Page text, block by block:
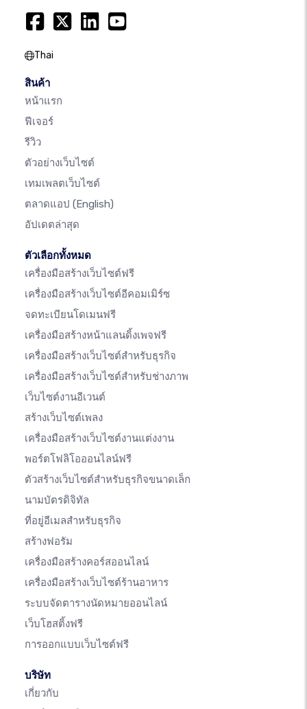
Thai
สินค้า
หน้าแรก
ฟีเจอร์
รีวิว
ตัวอย่างเว็บไซต์
เทมเพลตเว็บไซต์
ตลาดแอป (English)
อัปเดตล่าสุด
ตัวเลือกทั้งหมด
เครื่องมือสร้างเว็บไซต์ฟรี
เครื่องมือสร้างเว็บไซต์อีคอมเมิร์ซ
จดทะเบียนโดเมนฟรี
เครื่องมือสร้างหน้าแลนดิ้งเพจฟรี
เครื่องมือสร้างเว็บไซต์สำหรับธุรกิจ
เครื่องมือสร้างเว็บไซต์สำหรับช่างภาพ
เว็บไซต์งานอีเวนต์
สร้างเว็บไซต์เพลง
เครื่องมือสร้างเว็บไซต์งานแต่งงาน
พอร์ตโฟลิโอออนไลน์ฟรี
ตัวสร้างเว็บไซต์สำหรับธุรกิจขนาดเล็ก
นามบัตรดิจิทัล
ที่อยู่อีเมลสำหรับธุรกิจ
สร้างฟอรัม
เครื่องมือสร้างคอร์สออนไลน์
เครื่องมือสร้างเว็บไซต์ร้านอาหาร
ระบบจัดตารางนัดหมายออนไลน์
เว็บโฮสติ้งฟรี
การออกแบบเว็บไซต์ฟรี
บริษัท
เกี่ยวกับ